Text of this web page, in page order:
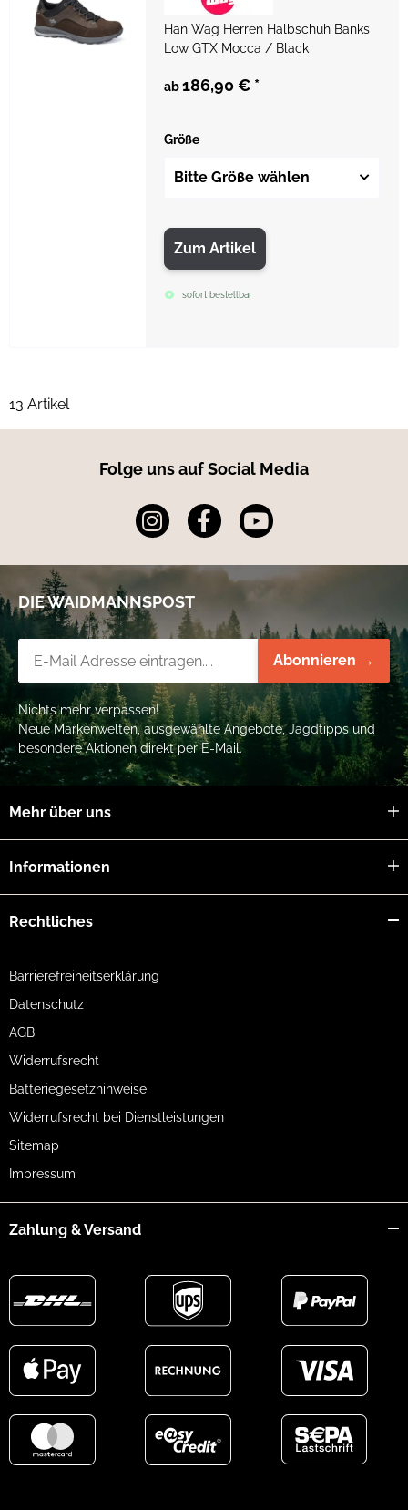
Han Wag Herren Halbschuh Banks
Low GTX Mocca / Black
ab186,90 € *
Größe
Bitte Größe wählen
Zum Artikel
sofort bestellbar
13 Artikel
Folge uns auf Social Media
DIE WAIDMANNSPOST
Abonnieren →
Nichts mehr verpassen!
Neue Markenwelten, ausgewählte Angebote, Jagdtipps und
besondere Aktionen direkt per E-Mail.
Mehr über uns
Informationen
Rechtliches
Barrierefreiheitserklärung
Datenschutz
AGB
Widerrufsrecht
Batteriegesetzhinweise
Widerrufsrecht bei Dienstleistungen
Sitemap
Impressum
Zahlung & Versand